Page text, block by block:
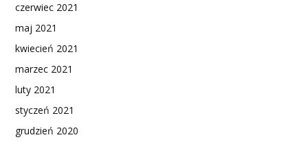
czerwiec 2021
maj 2021
kwiecień 2021
marzec 2021
luty 2021
styczeń 2021
grudzień 2020